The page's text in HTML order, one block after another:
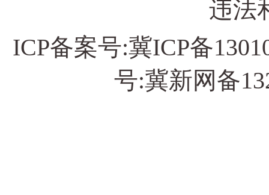
违法
ICP备案号:冀ICP备
号:冀新网备